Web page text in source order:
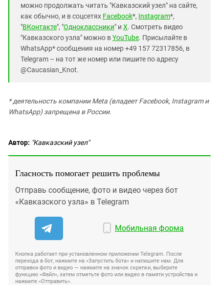
можно продолжать читать "Кавказский узел" на сайте,
как обычно, и в соцсетях Facebook*, Instagram*,
"ВКонтакте", "Одноклассники" и X. Смотреть видео
"Кавказского узла" можно вYouTube. Присылайте в
WhatsApp* сообщения на номер +49 157 72317856, в
Telegram – на тот же номер или пишите по адресу
@Caucasian_Knot.
* деятельность компании Meta (владеет Facebook, Instagram и
WhatsApp) запрещена в России.
Автор: "Кавказский узел"
Гласность помогает решить проблемы
Отправь сообщение, фото и видео через бот
«Кавказского узла» в Telegram
Мобильная форма
Кнопка работает при установленном приложении Telegram. После
перехода в бот, нажмите на «Запустить бота» и напишите нам. Для
отправки фото и видео — нажмите на значок скрепки, выберите
функцию «Файл», затем отметьте фото или видео в памяти устройства и
нажмите «Отправить».